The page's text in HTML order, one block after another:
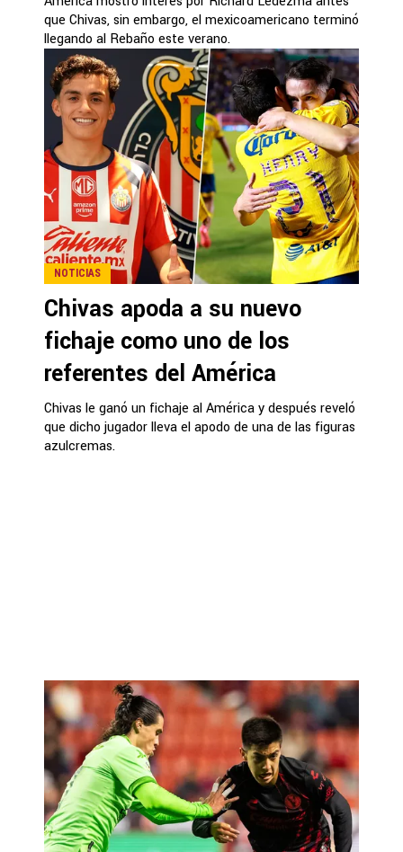
que Chivas, sin embargo, el mexicoamericano terminó
llegando al Rebaño este verano.
NOTICIAS
Chivas apoda a su nuevo
fichaje como uno de los
referentes del América
Chivas le ganó un fichaje al América y después reveló
que dicho jugador lleva el apodo de una de las figuras
azulcremas.